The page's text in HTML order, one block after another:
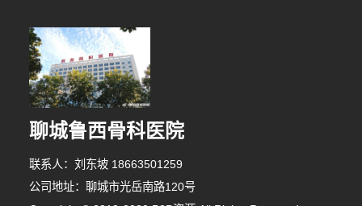
聊城鲁西骨科医院
联系人：刘东坡 18663501259
公司地址：聊城市光岳南路120号